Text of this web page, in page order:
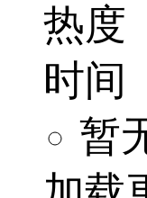
热度
时间
暂